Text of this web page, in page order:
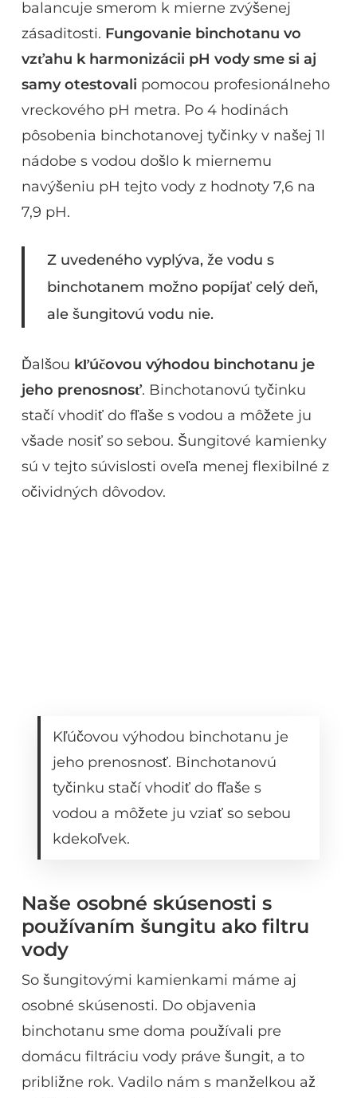
balancuje smerom k mierne zvýšenej
zásaditosti. Fungovanie binchotanu vo
vzťahu k harmonizácii pH vody sme si aj
samy otestovali pomocou profesionálneho
vreckového pH metra. Po 4 hodinách
pôsobenia binchotanovej tyčinky v našej 1l
nádobe s vodou došlo k miernemu
navýšeniu pH tejto vody z hodnoty 7,6 na
7,9 pH.
Z uvedeného vyplýva, že vodu s
binchotanem možno popíjať celý deň,
ale šungitovú vodu nie.
Ďalšou kľúčovou výhodou binchotanu je
jeho prenosnosť. Binchotanovú tyčinku
stačí vhodiť do fľaše s vodou a môžete ju
všade nosiť so sebou. Šungitové kamienky
sú v tejto súvislosti oveľa menej flexibilné z
očividných dôvodov.
Kľúčovou výhodou binchotanu je
jeho prenosnosť. Binchotanovú
tyčinku stačí vhodiť do fľaše s
vodou a môžete ju vziať so sebou
kdekoľvek.
Naše osobné skúsenosti s
používaním šungitu ako filtru
vody
So šungitovými kamienkami máme aj
osobné skúsenosti. Do objavenia
binchotanu sme doma používali pre
domácu filtráciu vody práve šungit, a to
približne rok. Vadilo nám s manželkou až